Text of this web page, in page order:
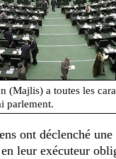
(Majlis) a toutes les
parlement.
ont déclenché
leur exécuteur